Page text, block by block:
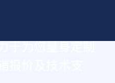
价及技术支